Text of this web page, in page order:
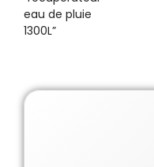
eau de pluie
1300L”